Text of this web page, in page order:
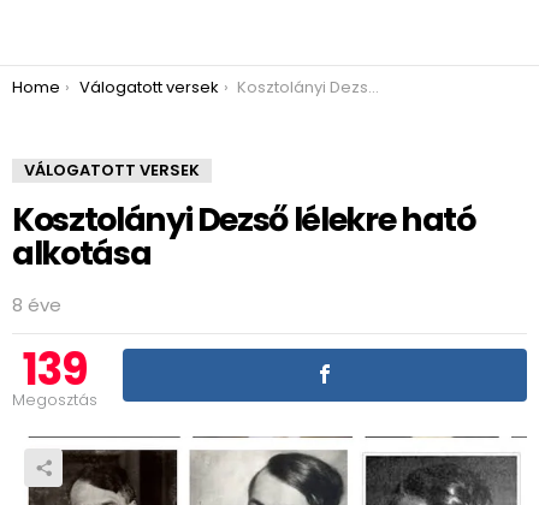
You are here:
Home Válogatott versek Kosztolányi Dezső lélekre ható alkotása
VÁLOGATOTT VERSEK
Kosztolányi Dezső lélekre ható
alkotása
8 éve
139
Megosztás